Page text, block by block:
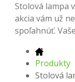
Stolová lampa
akcia vám už
spoľahnúť.
Produkty
Stolová